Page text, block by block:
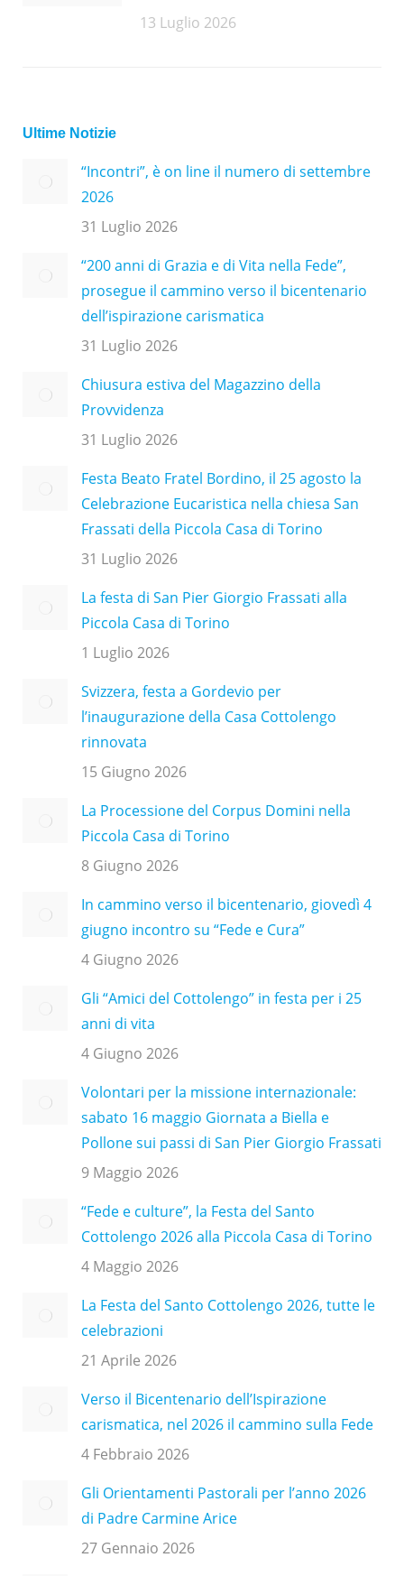
13 Luglio 2026
Ultime Notizie
“Incontri”, è on line il numero di settembre
2026
31 Luglio 2026
“200 anni di Grazia e di Vita nella Fede”,
prosegue il cammino verso il bicentenario
dell’ispirazione carismatica
31 Luglio 2026
Chiusura estiva del Magazzino della
Provvidenza
31 Luglio 2026
Festa Beato Fratel Bordino, il 25 agosto la
Celebrazione Eucaristica nella chiesa San
Frassati della Piccola Casa di Torino
31 Luglio 2026
La festa di San Pier Giorgio Frassati alla
Piccola Casa di Torino
1 Luglio 2026
Svizzera, festa a Gordevio per
l’inaugurazione della Casa Cottolengo
rinnovata
15 Giugno 2026
La Processione del Corpus Domini nella
Piccola Casa di Torino
8 Giugno 2026
In cammino verso il bicentenario, giovedì 4
giugno incontro su “Fede e Cura”
4 Giugno 2026
Gli “Amici del Cottolengo” in festa per i 25
anni di vita
4 Giugno 2026
Volontari per la missione internazionale:
sabato 16 maggio Giornata a Biella e
Pollone sui passi di San Pier Giorgio Frassati
9 Maggio 2026
“Fede e culture”, la Festa del Santo
Cottolengo 2026 alla Piccola Casa di Torino
4 Maggio 2026
La Festa del Santo Cottolengo 2026, tutte le
celebrazioni
21 Aprile 2026
Verso il Bicentenario dell’Ispirazione
carismatica, nel 2026 il cammino sulla Fede
4 Febbraio 2026
Gli Orientamenti Pastorali per l’anno 2026
di Padre Carmine Arice
27 Gennaio 2026